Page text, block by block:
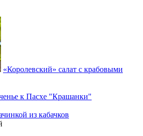
«Королевский» салат с крабовыми
к Пасхе "Крашанки"
из кабачков